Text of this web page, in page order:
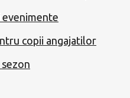
copii angajatilor